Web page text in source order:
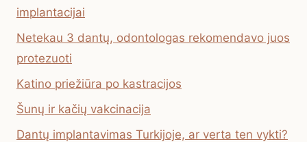
implantacijai
Netekau 3 dantų, odontologas rekomendavo juos
protezuoti
Katino priežiūra po kastracijos
Šunų ir kačių vakcinacija
Dantų implantavimas Turkijoje, ar verta ten vykti?